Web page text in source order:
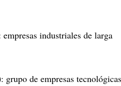
empresas industriales de larga
: grupo de empresas